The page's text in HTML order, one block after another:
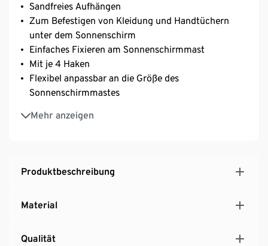
Sandfreies Aufhängen
Zum Befestigen von Kleidung und Handtüchern
unter dem Sonnenschirm
Einfaches Fixieren am Sonnenschirmmast
Mit je 4 Haken
Flexibel anpassbar an die Größe des
Sonnenschirmmastes
Mehr anzeigen
Passend für die meisten gängigen Sonnenschirme
Produktbeschreibung
Material
Qualität